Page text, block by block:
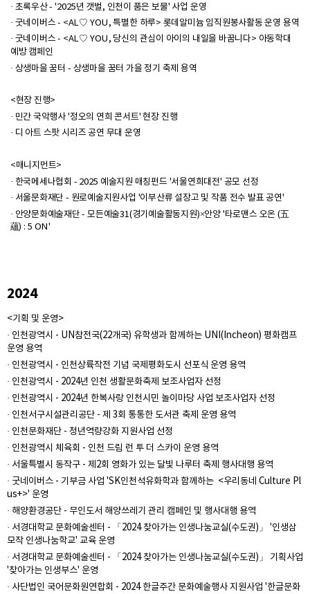
· 초록우산 - '2025년 갯벌, 인천이 품은 보물' 사업 운영
· 굿네이버스 - <AL♡ YOU, 특별한 하루> 롯데알미늄 임직원봉사활동 운영 용역
· 굿네이버스 - <AL♡ YOU, 당신의 관심이 아이의 내일을 바꿉니다> 아동학대
예방 캠페인
· 상생마을 꿈터 - 상생마을 꿈터 가을 정기 축제 용역
<현장 진행>
· 민간 국악행사 '정오의 연희 콘서트' 현장 진행
· 디 아트 스팟 시리즈 공연 무대 운영
<매니지먼트>
· 한국메세나협회 - 2025 예술지원 매칭펀드 '서울연희대전' 공모 선정
· 서울문화재단 - 원로예술지원사업 '이부산류 설장고 및 작품 전수 발표 공연'
· 안양문화예술재단 - 모든예술31(경기예술활동지원)×안양 '타로맨스 오온 (五
蘊) : 5 ON'
2024
<기획 및 운영>
· 인천광역시 - UN참전국(22개국) 유학생과 함께하는 UNI(Incheon) 평화캠프
운영 용역
· 인천광역시 - 인천상륙작전 기념 국제평화도시 선포식 운영 용역
· 인천광역시 - 2024년 인천 생활문화축제 보조사업자 선정
· 인천광역시 - 2024년 한복사랑 인천시민 놀이마당 사업 보조사업자 선정
· 인천서구시설관리공단 - 제 3회 통통한 도서관 축제 운영 용역
· 인천문화재단 - 청년역량강화 지원사업 선정
· 인천광역시 체육회 - 인천 드림 런 투 더 스카이 운영 용역
· 서울특별시 동작구 - 제2회 영화가 있는 달빛 나루터 축제 행사대행 용역
· 굿네이버스 - 기부금 사업 'SK인천석유화학과 함께하는 <우리동네 Culture Pl
us+>' 운영
· 해양환경공단 - 무인도서 해양쓰레기 관리 캠페인 및 행사대행 용역
· 서경대학교 문화예술센터 - 「2024 찾아가는 인생나눔교실(수도권)」 '인생삼
모작 인생나눔학교' 교육 운영
· 서경대학교 문화예술센터 - 「2024 찾아가는 인생나눔교실(수도권)」 기획사업
'찾아가는 인생부스' 운영
· 사단법인 국어문화원연합회 - 2024 한글주간 문화예술행사 지원사업 '한글문화